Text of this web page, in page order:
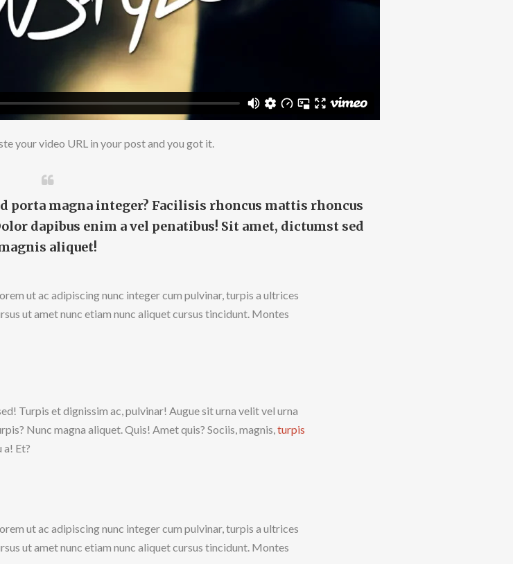
your video URL in your post and you got it.
porta magna integer? Facilisis rhoncus mattis rhoncus
dapibus enim a vel penatibus! Sit amet, dictumst sed
aliquet!
ut ac adipiscing nunc integer cum pulvinar, turpis a ultrices
ut amet nunc etiam nunc aliquet cursus tincidunt. Montes
Turpis et dignissim ac, pulvinar! Augue sit urna velit vel urna
Nunc magna aliquet. Quis! Amet quis? Sociis, magnis,turpis
a! Et?
ut ac adipiscing nunc integer cum pulvinar, turpis a ultrices
ut amet nunc etiam nunc aliquet cursus tincidunt. Montes